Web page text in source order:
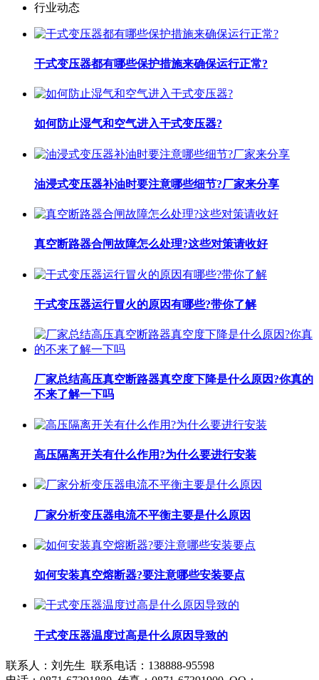
行业动态
干式变压器都有哪些保护措施来确保运行正常?
如何防止湿气和空气进入干式变压器?
油浸式变压器补油时要注意哪些细节?厂家来分享
真空断路器合闸故障怎么处理?这些对策请收好
干式变压器运行冒火的原因有哪些?带你了解
厂家总结高压真空断路器真空度下降是什么原因?你真的
不来了解一下吗
高压隔离开关有什么作用?为什么要进行安装
厂家分析变压器电流不平衡主要是什么原因
如何安装真空熔断器?要注意哪些安装要点
干式变压器温度过高是什么原因导致的
联系人：刘先生 联系电话：138888-95598